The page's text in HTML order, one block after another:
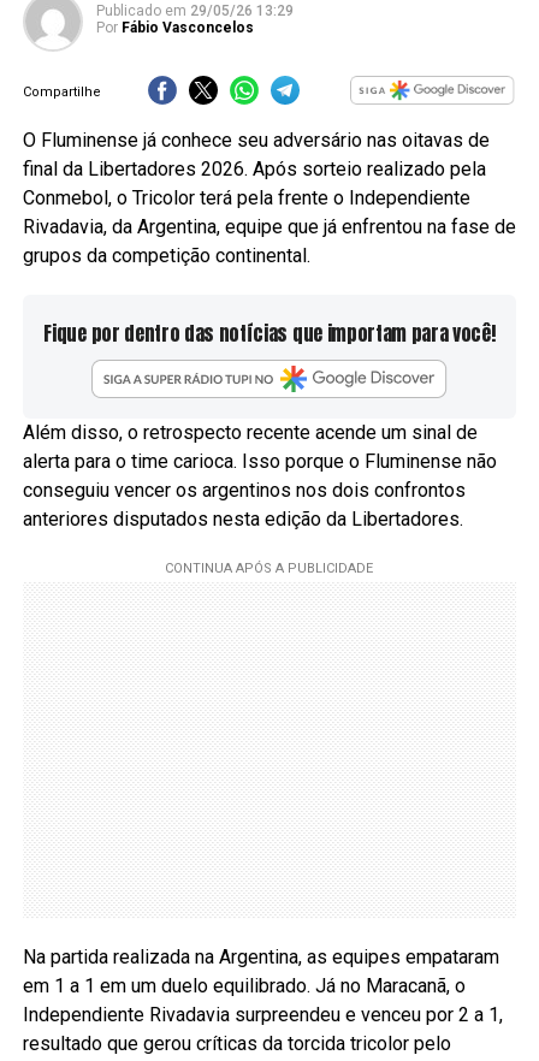
Publicado em 29/05/26 13:29
Por Fábio Vasconcelos
Compartilhe
O Fluminense já conhece seu adversário nas oitavas de
final da Libertadores 2026. Após sorteio realizado pela
Conmebol, o Tricolor terá pela frente o Independiente
Rivadavia, da Argentina, equipe que já enfrentou na fase de
grupos da competição continental.
Fique por dentro das notícias que importam para você!
Além disso, o retrospecto recente acende um sinal de
alerta para o time carioca. Isso porque o Fluminense não
conseguiu vencer os argentinos nos dois confrontos
anteriores disputados nesta edição da Libertadores.
Na partida realizada na Argentina, as equipes empataram
em 1 a 1 em um duelo equilibrado. Já no Maracanã, o
Independiente Rivadavia surpreendeu e venceu por 2 a 1,
resultado que gerou críticas da torcida tricolor pelo